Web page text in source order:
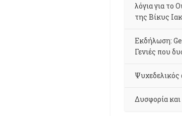
λόγια για το
της Βίκυς
Εκδήλωση:
Γενιές που
Ψυχεδελικός
Δυσφορία